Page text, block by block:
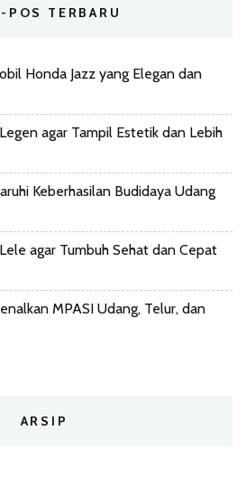
POS TERBARU
Honda Jazz yang Elegan dan
agar Tampil Estetik dan Lebih
Keberhasilan Budidaya Udang
agar Tumbuh Sehat dan Cepat
MPASI Udang, Telur, dan
ARSIP